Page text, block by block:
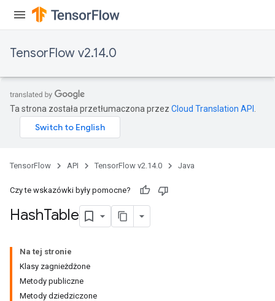
TensorFlow v2.14.0
Ta strona została przetłumaczona przez Cloud Translation API
TensorFlow API TensorFlow v2.14.0 Java
Czy te wskazówki były pomocne?
HashTable
Na tej stronie
Klasy zagnieżdżone
Metody publiczne
Metody dziedziczone